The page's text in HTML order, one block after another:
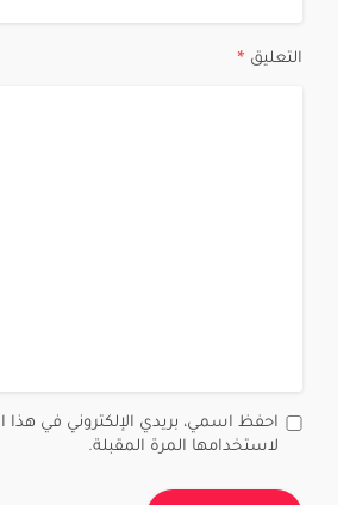
التعليق *
احفظ اسمي، بريدي الإلكتروني في هذا
لاستخدامها المرة المقبلة.